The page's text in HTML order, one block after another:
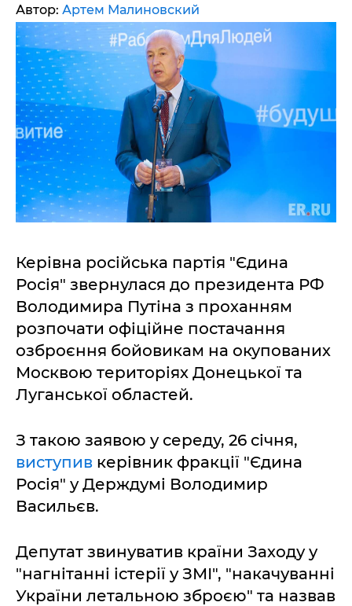
Автор: Артем Малиновский
Керівна російська партія "Єдина
Росія" звернулася до президента РФ
Володимира Путіна з проханням
розпочати офіційне постачання
озброєння бойовикам на окупованих
Москвою територіях Донецької та
Луганської областей.
З такою заявою у середу, 26 січня,
виступив керівник фракції "Єдина
Росія" у Держдумі Володимир
Васильєв.
Депутат звинуватив країни Заходу у
"нагнітанні істерії у ЗМІ", "накачуванні
України летальною зброєю" та назвав